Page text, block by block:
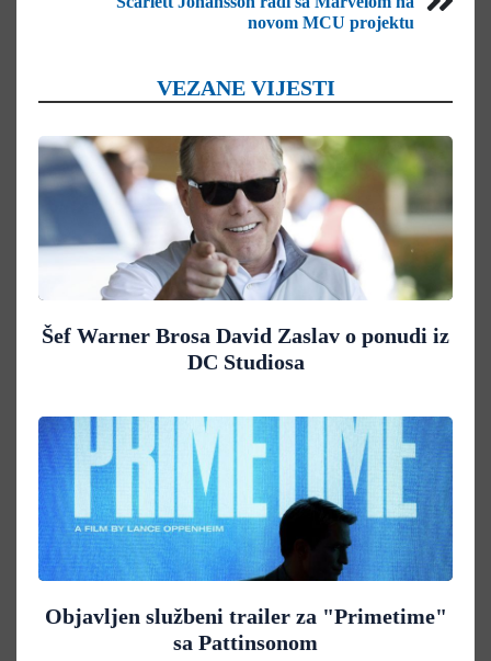
novom MCU projektu
VEZANE VIJESTI
Šef Warner Brosa David Zaslav o ponudi iz
DC Studiosa
Objavljen službeni trailer za "Primetime"
sa Pattinsonom